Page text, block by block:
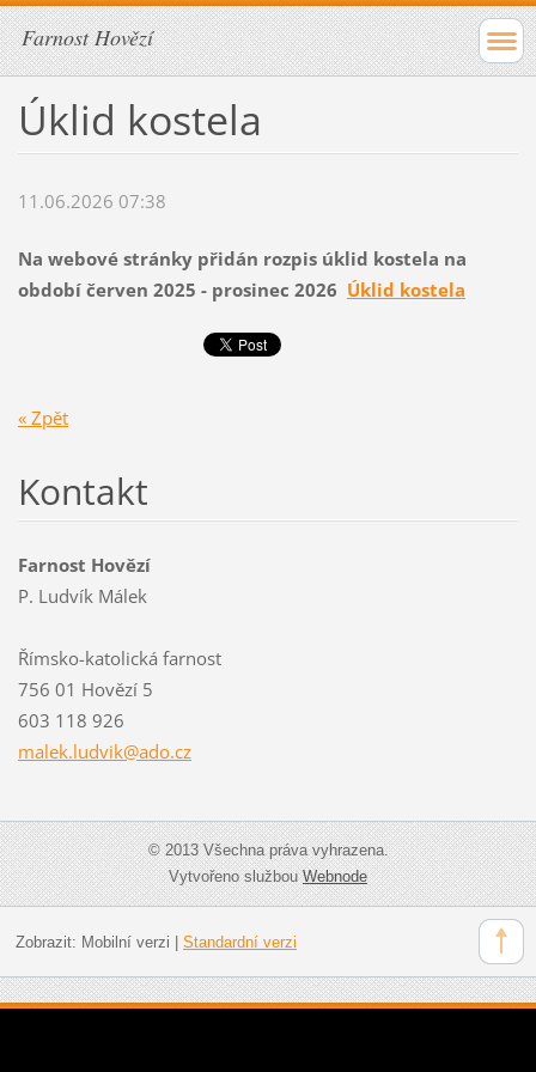
Farnost Hovězí
Úklid kostela
11.06.2026 07:38
Na webové stránky přidán rozpis úklid kostela na
období červen 2025 - prosinec 2026 Úklid kostela
« Zpět
Kontakt
Farnost Hovězí
P. Ludvík Málek
Římsko-katolická farnost
756 01 Hovězí 5
603 118 926
malek.ludvik@ado.cz
© 2013 Všechna práva vyhrazena.
Vytvořeno službouWebnode
Zobrazit: Mobilní verzi Standardní verzi